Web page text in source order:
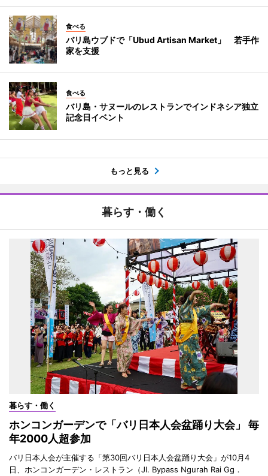
食べる
バリ島ウブドで「Ubud Artisan Market」 若手作
家を支援
食べる
バリ島・サヌールのレストランでインドネシア独立
記念日イベント
もっと見る
暮らす・働く
暮らす・働く
ホンコンガーデンで「バリ日本人会盆踊り大会」 毎
年2000人超参加
バリ日本人会が主催する「第30回バリ日本人会盆踊り大会」が10月4
日、ホンコンガーデン・レストラン（Jl. Bypass Ngurah Rai Gg．